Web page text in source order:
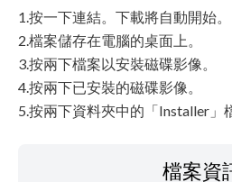
1.按一下連結。下載將自動開始。
2.檔案儲存在電腦的桌面上。
3.按兩下檔案以安裝磁碟影像。
4.按兩下已安裝的磁碟影像。
5.按兩下資料夾中的「Installer」
檔案資